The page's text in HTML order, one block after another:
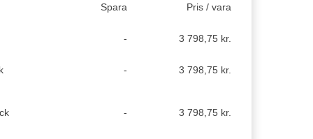
Spara Pris / vara
- 3 798,75 kr.
- 3 798,75 kr.
- 3 798,75 kr.